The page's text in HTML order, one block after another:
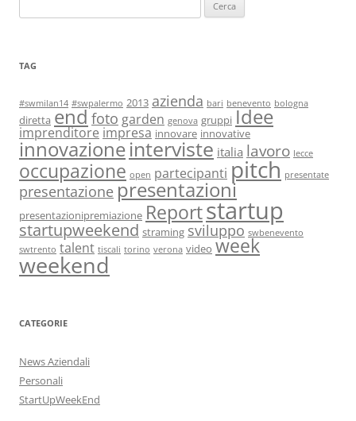
per:
TAG
#swmilan14 #swpalermo 2013 azienda bari benevento bologna
diretta endfoto garden genova gruppi Idee
imprenditore impresa innovare innovative
innovazioneinterviste italia lavoro lecce
occupazione open partecipanti pitch presentate
presentazione presentazioni
presentazionipremiazione Reportstartup
startupweekend straming sviluppo swbenevento
swtrento talent tiscali torino verona video week
weekend
CATEGORIE
News Aziendali
Personali
StartUpWeekEnd